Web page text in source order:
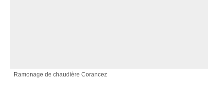
Ramonage de chaudière Corancez